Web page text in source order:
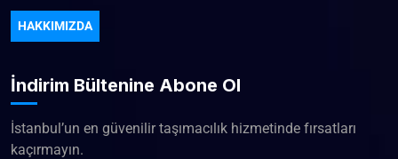
HAKKIMIZDA
İndirim Bültenine Abone Ol
İstanbul’un en güvenilir taşımacılık hizmetinde fırsatları
kaçırmayın.